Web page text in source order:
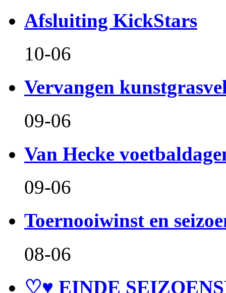
Afsluiting KickStars
10-06
Vervangen
09-06
Van Hecke
09-06
Toernooiwinst en
08-06
♡♥ EINDE